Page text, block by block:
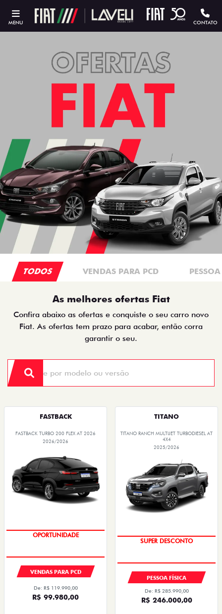
MENU CONTATO
TODOS VENDAS PARA PCD
As melhores ofertas Fiat
Confira abaixo as ofertas e conquiste o seu carro novo
Fiat. As ofertas tem prazo para acabar, então corra
garantir o seu.
FASTBACK
FASTBACK TURBO 200 FLEX AT 2026
2026/2026
OPORTUNIDADE
VENDAS PARA PCD
De: R$ 119.990,00
R$ 99.980,00
TITANO
TITANO RANCH MULTIJET TURBODIESEL AT
4X4
2025/2026
SUPER DESCONTO
PESSOA FÍSICA
De: R$ 285.990,00
R$ 246.000,00